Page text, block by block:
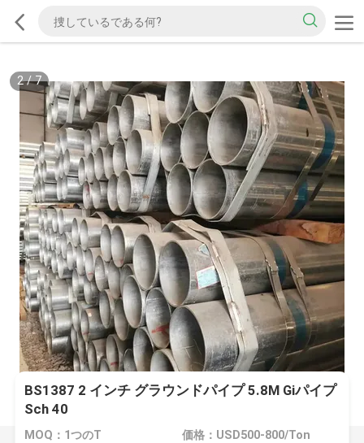
2/7
BS1387 2 インチ グラウンドパイプ 5.8M Giパイプ
Sch 40
MOQ：1つのT 価格：USD500-800/Ton